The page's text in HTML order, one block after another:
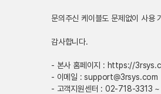
문의주신 케이블도 문제없이 사용
감사합니다.
- 본사 홈페이지 : https://
- 이메일 : support@3rsys.com
- 고객지원센터 : 02-718-3313